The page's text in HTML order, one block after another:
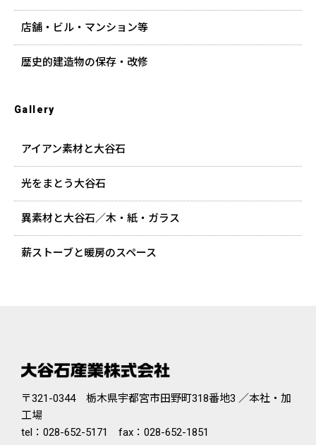
店舗・ビル・マンション等
歴史的建造物の保存・改修
Gallery
アイアン素材と大谷石
光をまとう大谷石
異素材と大谷石／木・紙・ガラス
薪ストーブと暖房のスペース
〒321-0344 栃木県宇都宮市田野町318番地3 ／本社・加
工場
tel： 028-652-5171 fax：028-652-1851